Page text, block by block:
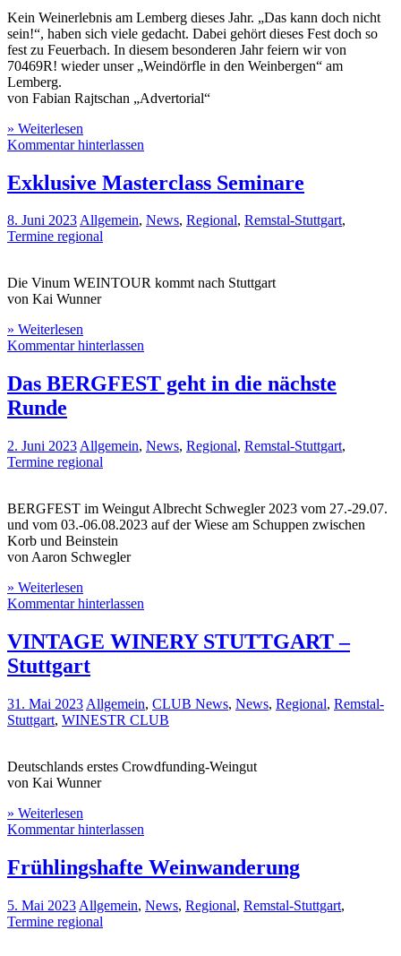
Kein Weinerlebnis am Lemberg dieses Jahr. „Das kann doch nicht
sein!“, haben sich viele gedacht. Dabei gehört dieses Fest doch so
fest zu Feuerbach. In diesem besonderen Jahr feiern wir von
70469R! wieder unser „Weindörfle in den Weinbergen“ am
Lemberg.
von Fabian Rajtschan „Advertorial“
» Weiterlesen
Kommentar hinterlassen
Exklusive Masterclass Seminare
8. Juni 2023Allgemein, News, Regional, Remstal-Stuttgart,
Termine regional
Die Vinum WEINTOUR kommt nach Stuttgart
von Kai Wunner
» Weiterlesen
Kommentar hinterlassen
Das BERGFEST geht in die nächste
Runde
2. Juni 2023 Allgemein, News, Regional, Remstal-Stuttgart,
Termine regional
BERGFEST im Weingut Albrecht Schwegler 2023 vom 27.-29.07.
und vom 03.-06.08.2023 auf der Wiese am Schuppen zwischen
Korb und Beinstein
von Aaron Schwegler
» Weiterlesen
Kommentar hinterlassen
VINTAGE WINERY STUTTGART –
Stuttgart
31. Mai 2023 Allgemein, CLUB News, News, Regional, Remstal-
Stuttgart, WINESTR CLUB
Deutschlands erstes Crowdfunding-Weingut
von Kai Wunner
» Weiterlesen
Kommentar hinterlassen
Frühlingshafte Weinwanderung
5. Mai 2023 Allgemein, News, Regional, Remstal-Stuttgart,
Termine regional